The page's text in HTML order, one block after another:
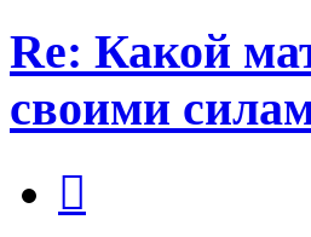
Re: Какой
своими